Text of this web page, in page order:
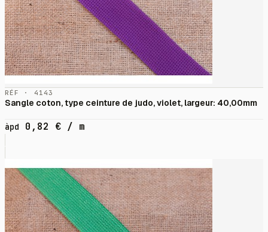
RÉF · 4143
Sangle coton, type ceinture de judo, violet, largeur: 40,00mm
àpd 0,82 € / m